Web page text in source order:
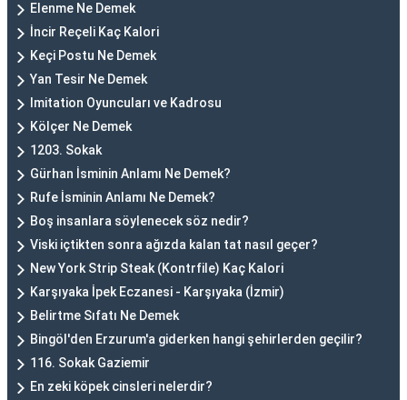
Elenme Ne Demek
İncir Reçeli Kaç Kalori
Keçi Postu Ne Demek
Yan Tesir Ne Demek
Imitation Oyuncuları ve Kadrosu
Kölçer Ne Demek
1203. Sokak
Gürhan İsminin Anlamı Ne Demek?
Rufe İsminin Anlamı Ne Demek?
Boş insanlara söylenecek söz nedir?
Viski içtikten sonra ağızda kalan tat nasıl geçer?
New York Strip Steak (Kontrfile) Kaç Kalori
Karşıyaka İpek Eczanesi - Karşıyaka (İzmir)
Belirtme Sıfatı Ne Demek
Bingöl'den Erzurum'a giderken hangi şehirlerden geçilir?
116. Sokak Gaziemir
En zeki köpek cinsleri nelerdir?